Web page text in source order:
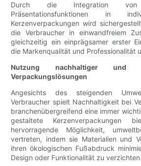
Durch die Integration
Präsentationsfunktionen in
Kerzenverpackungen wird
die Verbraucher in einwandfreiem
gleichzeitig ein einprägsamer erster
die Markenqualität und Professionalität
Nutzung nachhaltiger und
Verpackungslösungen
Angesichts des steigenden
Verbraucher spielt Nachhaltigkeit bei
branchenübergreifend eine immer
gestaltete Kerzenverpackungen
hervorragende Möglichkeit,
vertreten, indem sie Materialien und
ihren ökologischen Fußabdruck
Design oder Funktionalität zu verzichten.